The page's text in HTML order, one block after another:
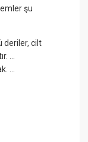
şu
deriler, cilt
...
...